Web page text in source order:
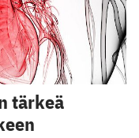
tärkeä